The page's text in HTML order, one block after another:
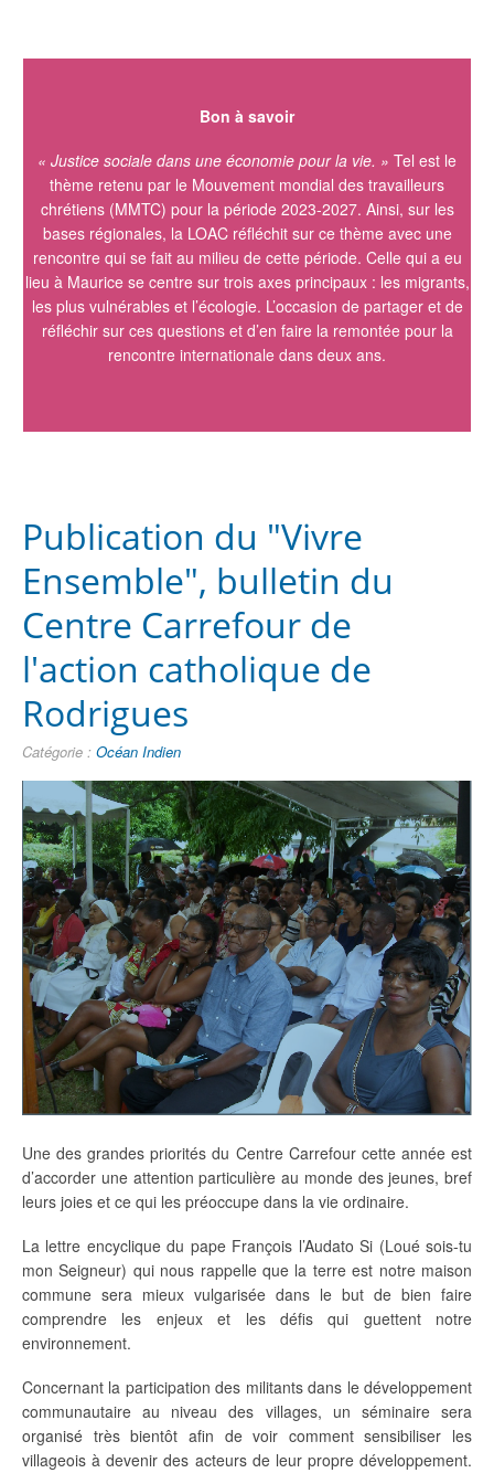
Bon à savoir
« Justice sociale dans une économie pour la vie. » Tel est le
thème retenu par le Mouvement mondial des travailleurs
chrétiens (MMTC) pour la période 2023-2027. Ainsi, sur les
bases régionales, la LOAC réfléchit sur ce thème avec une
rencontre qui se fait au milieu de cette période. Celle qui a eu
lieu à Maurice se centre sur trois axes principaux : les migrants,
les plus vulnérables et l’écologie. L’occasion de partager et de
réfléchir sur ces questions et d’en faire la remontée pour la
rencontre internationale dans deux ans.
Publication du "Vivre
Ensemble", bulletin du
Centre Carrefour de
l'action catholique de
Rodrigues
Catégorie : Océan Indien
Une des grandes priorités du Centre Carrefour cette année est
d’accorder une attention particulière au monde des jeunes, bref
leurs joies et ce qui les préoccupe dans la vie ordinaire.
La lettre encyclique du pape François l’Audato Si (Loué sois-tu
mon Seigneur) qui nous rappelle que la terre est notre maison
commune sera mieux vulgarisée dans le but de bien faire
comprendre les enjeux et les défis qui guettent notre
environnement.
Concernant la participation des militants dans le développement
communautaire au niveau des villages, un séminaire sera
organisé très bientôt afin de voir comment sensibiliser les
villageois à devenir des acteurs de leur propre développement.